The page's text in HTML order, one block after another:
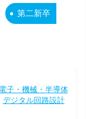
第二新卒
子・機械・半導体
デジタル回路設計